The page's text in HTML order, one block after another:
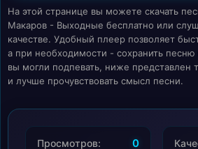
На этой странице вы можете скачать
Макаров - Выходные бесплатно или
качестве. Удобный плеер позволяет
а при необходимости - сохранить
вы могли подпевать, ниже представлен
и лучше прочувствовать смысл песни.
Просмотров: 0